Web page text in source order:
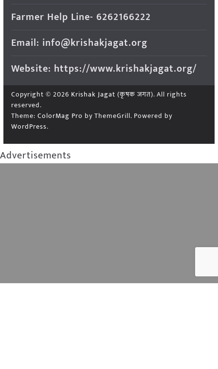
Farmer Help Line- 6262166222
Email: info@krishakjagat.org
Website: https://www.krishakjagat.org/
Copyright © 2026 Krishak Jagat (कृषक जगत). All rights
reserved.
Theme: ColorMag Pro by ThemeGrill. Powered by
WordPress.
Advertisements